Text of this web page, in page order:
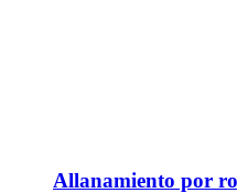
Allanamiento por